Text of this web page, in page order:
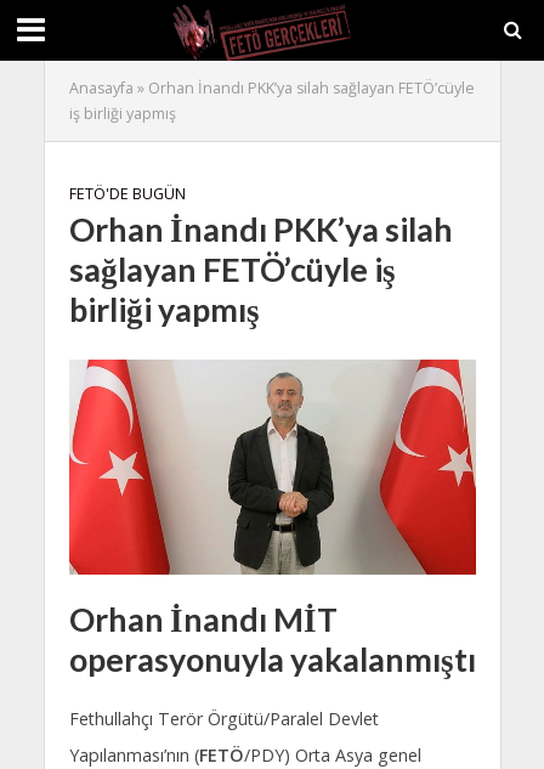
Anasayfa » Orhan İnandı PKK’ya silah sağlayan FETÖ’cüyle
iş birliği yapmış
FETÖ'DE BUGÜN
Orhan İnandı PKK’ya silah
sağlayan FETÖ’cüyle iş
birliği yapmış
Orhan İnandı MİT
operasyonuyla yakalanmıştı
Fethullahçı Terör Örgütü/Paralel Devlet
Yapılanması’nın (FETÖ/PDY) Orta Asya genel